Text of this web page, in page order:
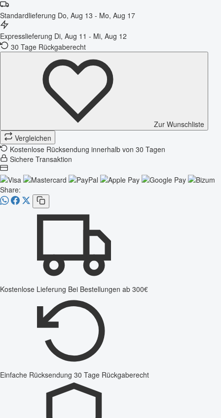
Standardlieferung Do, Aug 13 - Mo, Aug 17
Expresslieferung Di, Aug 11 - Mi, Aug 12
30 Tage Rückgaberecht
Zur Wunschliste
Vergleichen
Kostenlose Rücksendung innerhalb von 30 Tagen
Sichere Transaktion
Share:
Kostenlose Lieferung Bei Bestellungen ab 300€
Einfache Rücksendung 30 Tage Rückgaberecht